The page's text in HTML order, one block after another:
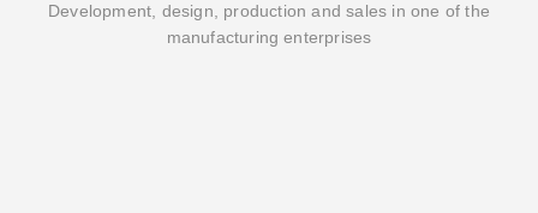
Development, design, production and sales in one of the
manufacturing enterprises